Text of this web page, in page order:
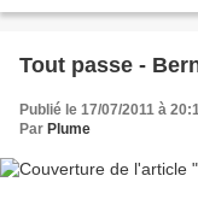
Tout passe -
Publié le 17/07/2011 à
Par Plume